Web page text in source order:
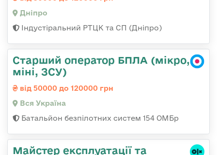
Дніпро
Індустіральний РТЦК та СП (Дніпро)
Старший оператор БПЛА (мікро,
міні, ЗСУ)
від 50000 до 120000 грн
Вся Україна
Батальйон безпілотних систем 154 ОМБр
Майстер експлуатації та